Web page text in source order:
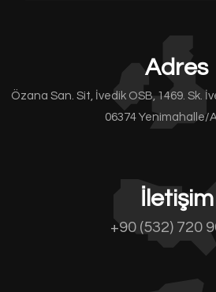
Adres
Özana San. Sit, İvedik OSB, 1469. Sk.
06374 Yenimahalle/
İletişim
+90 (532) 720